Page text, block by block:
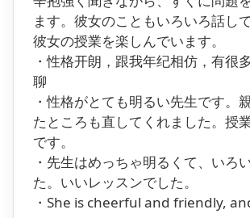
ます。彼女のこともいろいろ話し
彼女の授業を楽しんでいます。
・性格开朗，跟我年纪相仿，有很
聊
・性格がとても明るい先生です。
たところも直してくれました。授
です。
・先生はめっちゃ明るくて、いろ
た。いいレッスンでした。
・She is cheerful and friendly,